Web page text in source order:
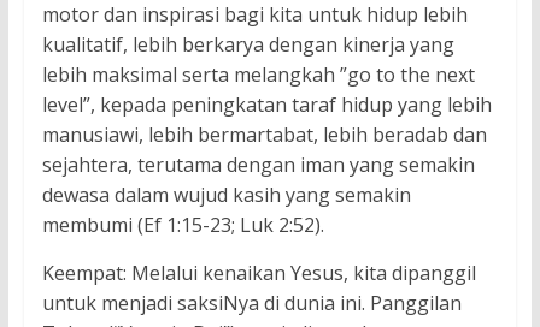
motor dan inspirasi bagi kita untuk hidup lebih
kualitatif, lebih berkarya dengan kinerja yang
lebih maksimal serta melangkah ”go to the next
level”, kepada peningkatan taraf hidup yang lebih
manusiawi, lebih bermartabat, lebih beradab dan
sejahtera, terutama dengan iman yang semakin
dewasa dalam wujud kasih yang semakin
membumi (Ef 1:15-23; Luk 2:52).
Keempat: Melalui kenaikan Yesus, kita dipanggil
untuk menjadi saksiNya di dunia ini. Panggilan